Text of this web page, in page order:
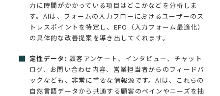
力に時間がかかっている項目はどこかなどを分析しま
す。AIは、フォームの入力フローにおけるユーザーのス
トレスポイントを特定し、EFO（入力フォーム最適化）
の具体的な改善提案を導き出してくれます。
定性データ: 顧客アンケート、インタビュー、チャット
ログ、お問い合わせ内容、営業担当者からのフィードバ
ックなども、非常に重要な情報源です。AIは、これらの
自然言語データから共通する顧客のペインやニーズを抽